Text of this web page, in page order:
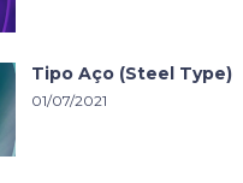
Tipo Aço (Steel Type)
01/07/2021